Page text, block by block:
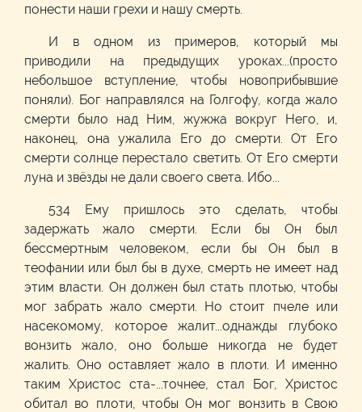
понести наши грехи и нашу смерть.
И в одном из примеров, который мы
приводили на предыдущих уроках...(просто
небольшое вступление, чтобы новоприбывшие
поняли). Бог направлялся на Голгофу, когда жало
смерти было над Ним, жужжа вокруг Него, и,
наконец, она ужалила Его до смерти. От Его
смерти солнце перестало светить. От Его смерти
луна и звёзды не дали своего света. Ибо...
534 Ему пришлось это сделать, чтобы
задержать жало смерти. Если бы Он был
бессмертным человеком, если бы Он был в
теофании или был бы в духе, смерть не имеет над
этим власти. Он должен был стать плотью, чтобы
мог забрать жало смерти. Но стоит пчеле или
насекомому, которое жалит...однажды глубоко
вонзить жало, оно больше никогда не будет
жалить. Оно оставляет жало в плоти. И именно
таким Христос ста-...точнее, стал Бог, Христос
обитал во плоти, чтобы Он мог вонзить в Свою